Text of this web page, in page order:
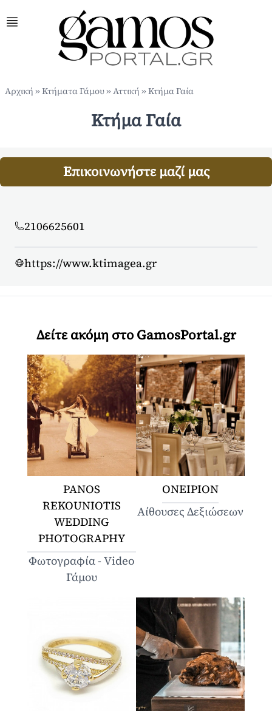
Αρχική »Κτήματα Γάμου»Αττική »Κτήμα Γαία
Κτήμα Γαία
Επικοινωνήστε μαζί μας
2106625601
https://www.ktimagea.gr
Δείτε ακόμη στο GamosPortal.gr
PANOS
REKOUNIOTIS
WEDDING
PHOTOGRAPHY
Φωτογραφία - Video
Γάμου
ΟΝΕΙΡΙΟΝ
Αίθουσες Δεξιώσεων